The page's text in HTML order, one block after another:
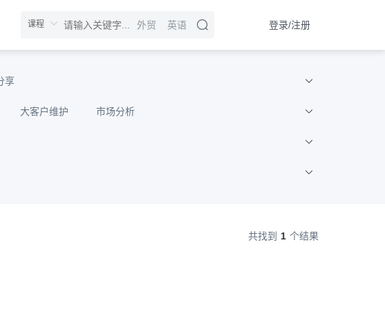
外贸 英语 登录/注册
享
大客户维护 市场分析
共找到 1 个结果